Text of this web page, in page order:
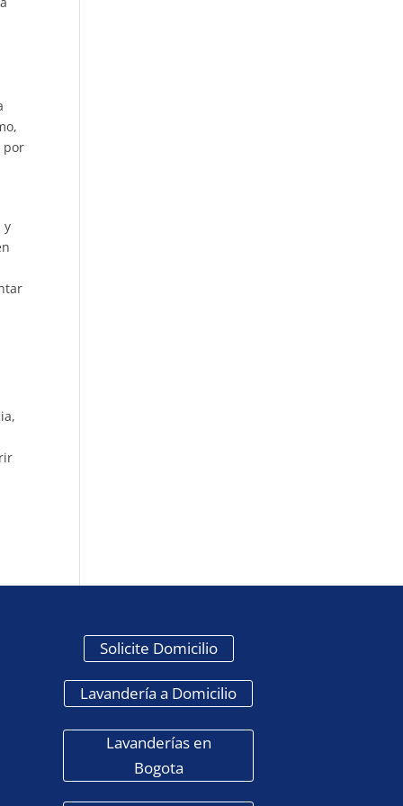
por
y
Solicite Domicilio
Lavandería a Domicilio
Lavanderías en
Bogota